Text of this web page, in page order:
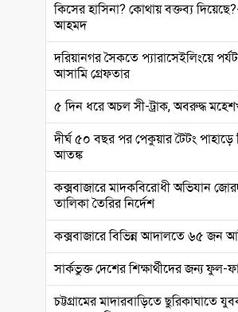
কিসের হাসিনা? কোথায় বক্তব্য দিয়েছে?-
আহমদ
দরিয়ানগর সৈকতে প্যারাসেইলিংয়ে
আসামি গ্রেফতার
৫ দিন ধরে অচল সী-ট্রাক, অবরুদ্ধ
দীর্ঘ ৫০ বছর পর পেকুয়ার টৈটং পাহাড়ে
আতঙ্ক
কক্সবাজারে মাদকবিরোধী অভিযান
তালিকা তৈরির নির্দেশ
কক্সবাজারে বিভিন্ন আদালতে ৬৫ জন
সার্কভুক্ত দেশের শিক্ষার্থীদের জন্য ফুল-
চট্টগ্রামের মাদারবাড়িতে ছুরিকাঘাতে